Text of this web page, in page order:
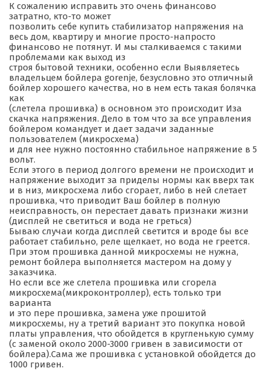
К сожалению исправить это очень финансово
затратно, кто-то может
позволить себе купить стабилизатор напряжения на
весь дом, квартиру и многие просто-напросто
финансово не потянут. И мы сталкиваемся с такими
проблемами как выход из
строя бытовой техники, особенно если Выявляетесь
владельцем бойлера gorenje, безусловно это отличный
бойлер хорошего качества, но в нем есть такая болячка
как
(слетела прошивка) в основном это происходит Иза
скачка напряжения. Дело в том что за все управления
бойлером командует и дает задачи заданные
пользователем (микросхема)
и для нее нужно постоянно стабильное напряжение в 5
вольт.
Если этого в период долгого времени не происходит и
напряжение выходит за приделы нормы как вверх так
и в низ, микросхема либо сгорает, либо в ней слетает
прошивка, что приводит Ваш бойлер в полную
неисправность, он перестает давать признаки жизни
(дисплей не светиться и вода не греться)
Бываю случаи когда дисплей светится и вроде бы все
работает стабильно, реле щелкает, но вода не греется.
При этом прошивка данной микросхемы не нужна,
ремонт бойлера выполняется мастером на дому у
заказчика.
Но если все же слетела прошивка или сгорела
микросхема(микроконтроллер), есть только три
варианта
и это пере прошивка, замена уже прошитой
микросхемы, ну а третий вариант это покупка новой
платы управления, что обойдется в кругленькую сумму
(с заменой около 2000-3000 гривен в зависимости от
бойлера).Сама же прошивка с установкой обойдется до
1000 гривен.